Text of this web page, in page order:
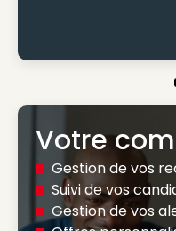
Votre
Gestion de vos
Suivi de vos
Gestion de vos